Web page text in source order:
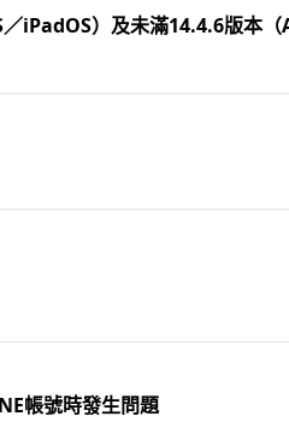
／iPadOS）及未滿14.4.6版本
帳號時發生問題